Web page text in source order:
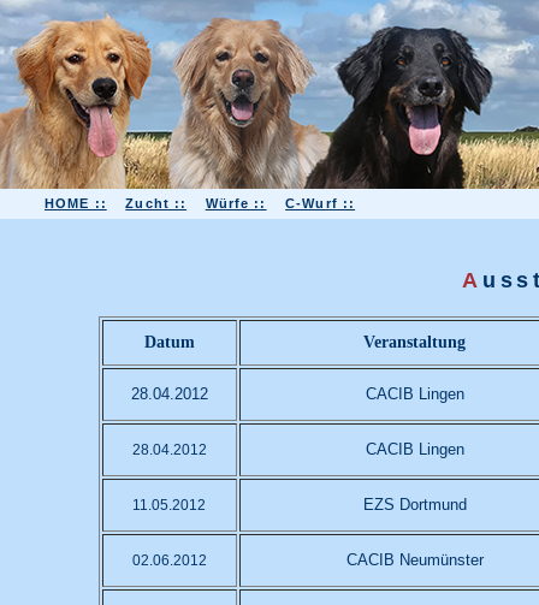
HOME :: Zucht :: Würfe :: C-Wurf ::
A
Datum Veranstaltung
28.04.2012 CACIB Lingen
28.04.2012 CACIB Lingen
11.05.2012 EZS Dortmund
02.06.2012 CACIB Neumünster